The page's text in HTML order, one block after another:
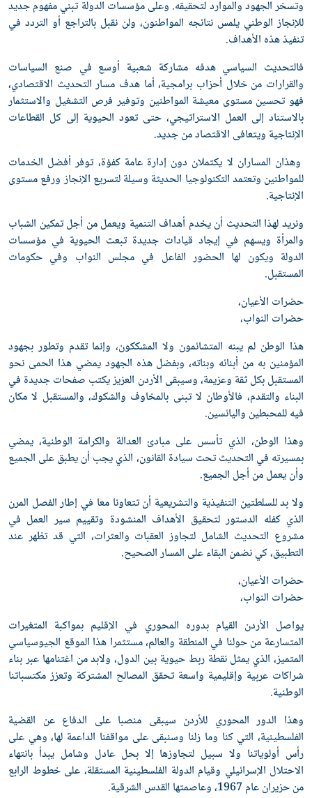
الجهود والموارد لتحقيقه. وعلى مؤسسات الدولة تبني مفهوم جديد
الوطني يلمس نتائجه المواطنون، ولن نقبل بالتراجع أو التردد في
هذه الأهداف.
السياسي هدفه مشاركة شعبية أوسع في صنع السياسات
من خلال أحزاب برامجية، أما هدف مسار التحديث الاقتصادي،
تحسين مستوى معيشة المواطنين وتوفير فرص التشغيل والاستثمار
إلى العمل الاستراتيجي، حتى تعود الحيوية إلى كل القطاعات
ويتعافى الاقتصاد من جديد.
المساران لا يكتملان دون إدارة عامة كفؤة، توفر أفضل الخدمات
وتعتمد التكنولوجيا الحديثة وسيلة لتسريع الإنجاز ورفع مستوى
لهذا التحديث أن يخدم أهداف التنمية ويعمل من أجل تمكين الشباب
ويسهم في إيجاد قيادات جديدة تبعث الحيوية في مؤسسات
ويكون لها الحضور الفاعل في مجلس النواب وفي حكومات
الأعيان،
النواب،
الوطن لم يبنه المتشائمون ولا المشككون، وإنما تقدم وتطور بجهود
به من أبنائه وبناته، وبفضل هذه الجهود يمضي هذا الحمى نحو
بكل ثقة وعزيمة، وسيبقى الأردن العزيز يكتب صفحات جديدة في
والتقدم، فالأوطان لا تبنى بالمخاوف والشكوك، والمستقبل لا مكان
للمحبطين واليائسين.
الوطن، الذي تأسس على مبادئ العدالة والكرامة الوطنية، يمضي
في التحديث تحت سيادة القانون، الذي يجب أن يطبق على الجميع
يعمل من أجل الجميع.
بد للسلطتين التنفيذية والتشريعية أن تتعاونا معا في إطار الفصل المرن
كفله الدستور لتحقيق الأهداف المنشودة وتقييم سير العمل في
التحديث الشامل لتجاوز العقبات والعثرات، التي قد تظهر عند
كي نضمن البقاء على المسار الصحيح.
الأعيان،
النواب،
الأردن القيام بدوره المحوري في الإقليم بمواكبة المتغيرات
من حولنا في المنطقة والعالم، مستثمرا هذا الموقع الجيوسياسي
الذي يمثل نقطة ربط حيوية بين الدول، ولابد من اغتنامها عبر بناء
عربية وإقليمية واسعة تحقق المصالح المشتركة وتعزز مكتسباتنا
الدور المحوري للأردن سيبقى منصبا على الدفاع عن القضية
التي كنا وما زلنا وسنبقى على مواقفنا الداعمة لها، وهي على
أولوياتنا ولا سبيل لتجاوزها إلا بحل عادل وشامل يبدأ بانتهاء
الإسرائيلي وقيام الدولة الفلسطينية المستقلة، على خطوط الرابع
عام 1967، وعاصمتها القدس الشرقية.